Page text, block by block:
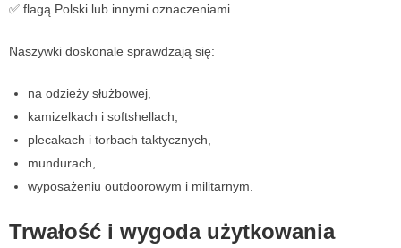
✅ flagą Polski lub innymi oznaczeniami
Naszywki doskonale sprawdzają się:
na odzieży służbowej,
kamizelkach i softshellach,
plecakach i torbach taktycznych,
mundurach,
wyposażeniu outdoorowym i militarnym.
Trwałość i wygoda użytkowania